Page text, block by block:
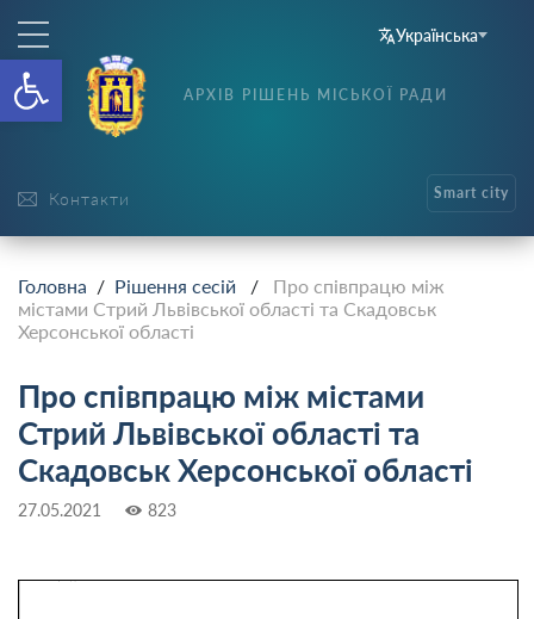
Відкрити Панель
Українська
Контакти
АРХІВ РІШЕНЬ МІСЬКОЇ РАДИ
Smart city
Головна / Рішення сесій / Про співпрацю між
містами Стрий Львівської області та Скадовськ
Херсонської області
Про співпрацю між містами
Стрий Львівської області та
Скадовськ Херсонської області
27.05.2021 823